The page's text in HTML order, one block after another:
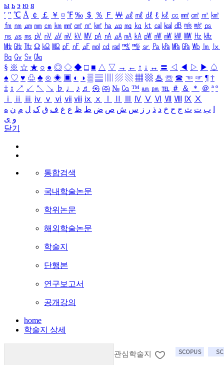
ы ь э ю я
′ ″ ℃ Å ￠ ￡ ￥ ¤ ℉ ‰ ＄ ％ Ｆ ￦ ㎕ ㎖ ㎗ ℓ ㎘ ㏄ ㎣ ㎤ ㎥ ㎦
㎙ ㎚ ㎛ ㎜ ㎝ ㎞ ㎟ ㎠ ㎡ ㎢ ㏊ ㎍ ㎎ ㎏ ㏏ ㎈ ㎉ ㏈ ㎧ ㎨ ㎰
㎱ ㎲ ㎳ ㎴ ㎵ ㎶ ㎷ ㎸ ㎹ ㎀ ㎁ ㎂ ㎃ ㎄ ㎺ ㎻ ㎽ ㎾ ㎿ ㎐ ㎑
㎒ ㎓ ㎔ Ω ㏀ ㏁ ㎊ ㎋ ㎌ ㏖ ㏅ ㎭ ㎮ ㎯ ㏛ ㎩ ㎪ ㎫ ㎬ ㏝ ㏐
㏓
㏃ ㏉ ㏜ ㏆
§ ※ ☆ ★ ○ ● ◎ ◇ ◆ □ ■ △ ▽ → ← ↑ ↓ ↔ 〓 ◁ ◀ ▷ ▶ ♤
♠ ♡ ♥ ♧ ♣ ⊙ ◈ ▣ ◐ ◑ ▒ ▤ ▨ ▧ ▦ ▩ ♨ ☏ ☎ ☜ ☞ ¶ †
‡ ↕ ↗ ↙ ↖ ↘ ♭ ♩ ♪ ♬ ㉿ ㈜ № ㏇ ™ ㏂ ㏘ ℡ ＃ ＆ ＊ ＠ ª º
ⅰ
ⅱ ⅲ ⅳ ⅴ ⅵ ⅶ ⅷ ⅸ ⅹ Ⅳ Ⅴ Ⅵ Ⅶ Ⅷ Ⅸ Ⅹ
ب ت ث ج ح خ د ذ ر ز س ش ص ض ط ظ ع غ ف ق ک ل م ن ه
و ی
닫기
통합검색
국내학술논문
학위논문
해외학술논문
학술지
단행본
연구보고서
공개강의
home
학술지 상세
관심학술지